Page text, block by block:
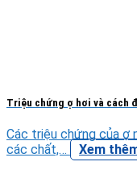
Triệu chứng ợ hơi và cách
Các triệu chứng của ợ
các chất,…
Xem